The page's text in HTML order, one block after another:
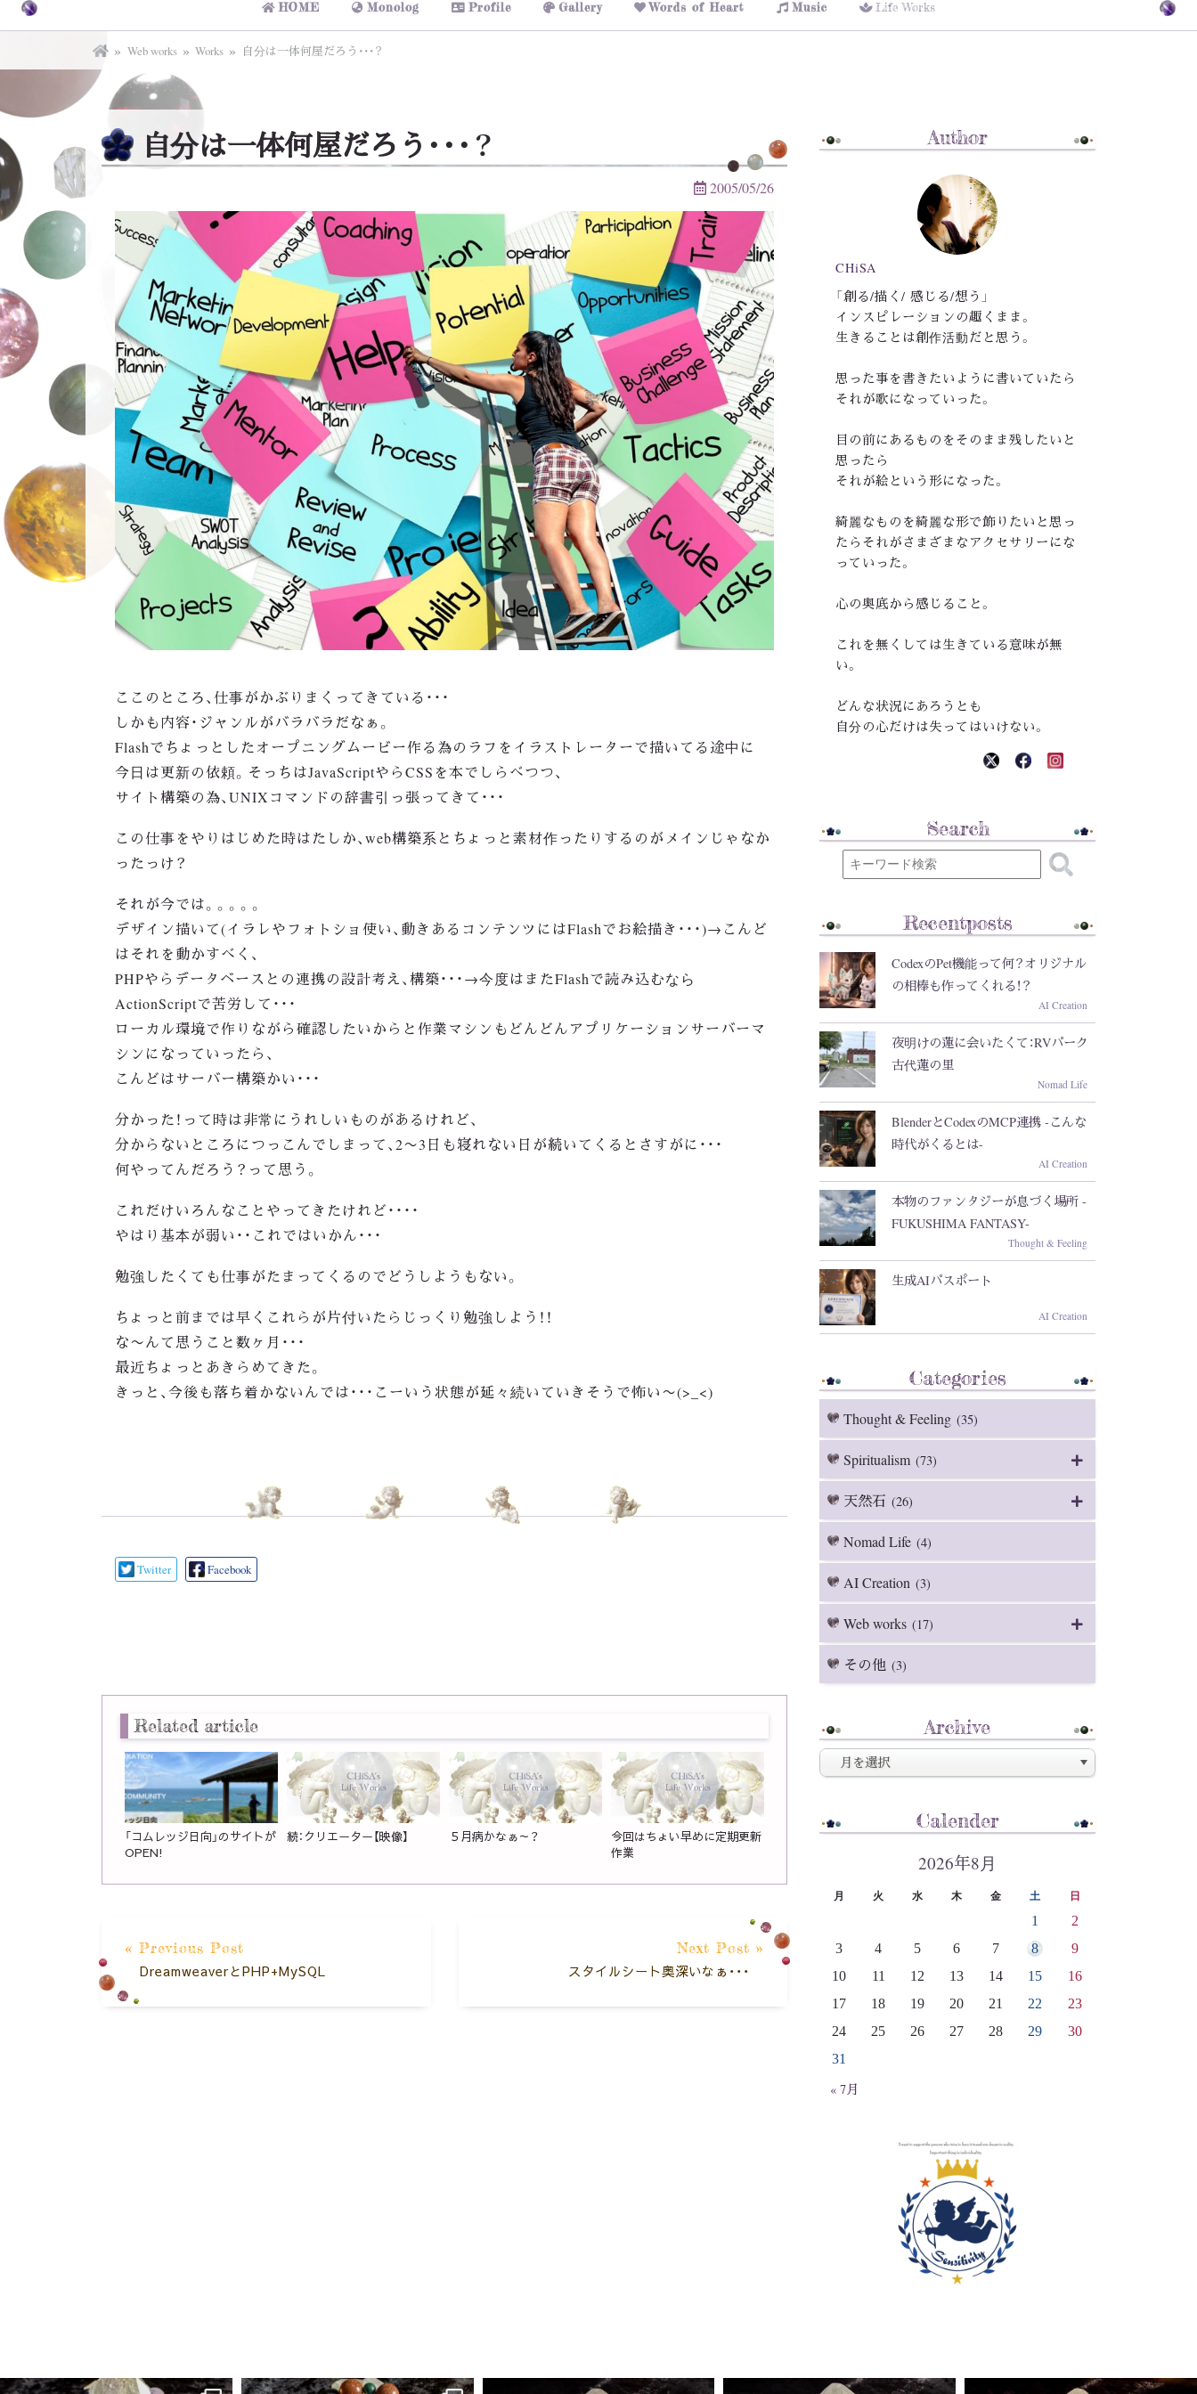
HOME Monolog Profile Gallery Words of Heart Music Life Works
Web works Works 自分は一体何屋だろう・・・？
自分は一体何屋だろう・・・？
2005/05/26
ここのところ、仕事がかぶりまくってきている・・・
しかも内容・ジャンルがバラバラだなぁ。
Flashでちょっとしたオープニングムービー作る為のラフをイラストレーターで描いてる途中に
今日は更新の依頼。そっちはJavaScriptやらCSSを本でしらべつつ、
サイト構築の為、UNIXコマンドの辞書引っ張ってきて・・・
この仕事をやりはじめた時はたしか、web構築系とちょっと素材作ったりするのがメインじゃなか
ったっけ？
それが今では。。。。。
デザイン描いて(イラレやフォトショ使い、動きあるコンテンツにはFlashでお絵描き・・・)→こんど
はそれを動かすべく、
PHPやらデータベースとの連携の設計考え、構築・・・→今度はまたFlashで読み込むなら
ActionScriptで苦労して・・・
ローカル環境で作りながら確認したいからと作業マシンもどんどんアプリケーションサーバーマ
シンになっていったら、
こんどはサーバー構築かい・・・
分かった！って時は非常にうれしいものがあるけれど、
分からないところにつっこんでしまって、2〜3日も寝れない日が続いてくるとさすがに・・・
何やってんだろう？って思う。
これだけいろんなことやってきたけれど・・・・
やはり基本が弱い・・これではいかん・・・
勉強したくても仕事がたまってくるのでどうしようもない。
ちょっと前までは早くこれらが片付いたらじっくり勉強しよう！！
な〜んて思うこと数ヶ月・・・
最近ちょっとあきらめてきた。
きっと、今後も落ち着かないんでは・・・こーいう状態が延々続いていきそうで怖い〜(>_<)
Twitter Facebook
Related article
「コムレッジ日向」のサイトが
OPEN!
続：クリエーター【映像】 ５月病かなぁ～？
今回はちょい早めに定期更新
作業
« Previous Post
DreamweaverとPHP+MySQL
Next Post »
スタイルシート奥深いなぁ・・・
Author
CHiSA
「創る/描く/ 感じる/想う」
インスピレーションの趣くまま。
生きることは創作活動だと思う。
思った事を書きたいように書いていたら
それが歌になっていった。
目の前にあるものをそのまま残したいと
思ったら
それが絵という形になった。
綺麗なものを綺麗な形で飾りたいと思っ
たらそれがさまざまなアクセサリーにな
っていった。
心の奥底から感じること。
これを無くしては生きている意味が無
い。
どんな状況にあろうとも
自分の心だけは失ってはいけない。
Search
Recentposts
CodexのPet機能って何？オリジナル
の相棒も作ってくれる！？
AI Creation
夜明けの蓮に会いたくて：RVパーク
古代蓮の里
Nomad Life
BlenderとCodexのMCP連携 -こんな
時代がくるとは-
AI Creation
本物のファンタジーが息づく場所 -
FUKUSHIMA FANTASY-
Thought & Feeling
生成AIパスポート
AI Creation
Categories
Thought & Feeling (35)
Spiritualism (73)
天然石 (26)
Nomad Life (4)
AI Creation (3)
Web works (17)
その他 (3)
Archive
Calender
2026年8月
月 火 水 木 金 土
日
1
2
3
4 5 6 7 8
9
10
11 12 13 14 15
16
17
18 19 20 21 22
23
24
25 26 27 28 29
30
31
« 7月